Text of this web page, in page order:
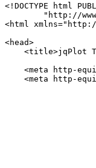
<!DOCTYPE html
"http://
<html
<head>
<title>jqPlot
<meta http-
<meta http-